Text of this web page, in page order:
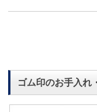
ゴム印のお手入れ